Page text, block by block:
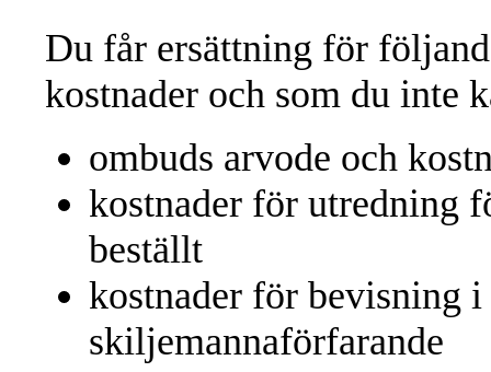
Du får ersättning för
kostnader och som du inte
ombuds arvode och
kostnader för utredning
beställt
kostnader för bevisning i
skiljemannaförfarande